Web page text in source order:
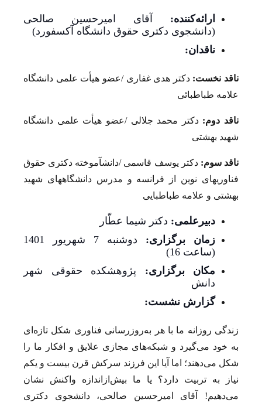
ارائه‌کننده: آقای امیرحسین صالحی
(دانشجوی دکتری حقوق دانشگاه آکسفورد)
ناقدان:
ناقد نخست:دکتر هدی غفاری /عضو هیأت علمی دانشگاه
علامه طباطبائی
ناقد دوم:دکتر محمد جلالی /عضو هیأت علمی دانشگاه
شهید بهشتی
ناقد سوم:دکتر یوسف قاسمی /دانش­آموخته دکتری حقوق
فناوری­های نوین از فرانسه و مدرس دانشگاه­های شهید
بهشتی و علامه طباطبایی
دبیرعلمی: دکتر شیما عطّار
زمان برگزاری:
دوشنبه 7 شهریور 1401
(ساعت 16)
مکان برگزاری: پژوهشکده حقوقی شهر
دانش
گزارش نشست:
زندگی روزانه ما با هر به‌روزرسانی فناوری شکل تازه‌ای
به خود می‌گیرد و شبکه‌های مجازی علایق و افکار ما را
شکل می‌دهند؛ اما آیا این فرزند سرکش قرن بیست و یکم
نیاز به تربیت دارد؟ یا ما بیش‌ازاندازه واکنش نشان
می‌دهیم! آقای امیر‌حسین صالحی، دانشجوی دکتری